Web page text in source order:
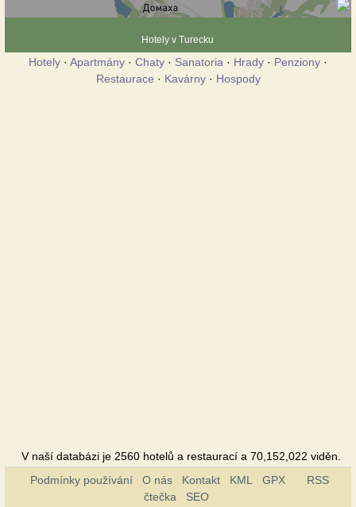
Hotely v Turecku
Hotely · Apartmány · Chaty · Sanatoria · Hrady · Penziony ·
Restaurace · Kavárny· Hospody
V naší databázi je 2560 hotelů a restaurací a 70,152,022 viděn.
Podmínky používání
O nás Kontakt KML GPX
RSS
čtečka
SEO